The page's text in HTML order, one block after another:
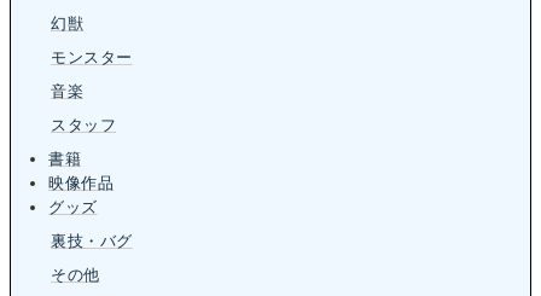
幻獣
モンスター
音楽
スタッフ
書籍
映像作品
グッズ
裏技・バグ
その他